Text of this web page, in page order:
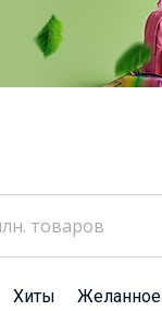
Хиты Желанное